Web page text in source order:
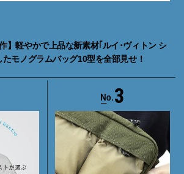
】軽やかで上品な新素材｢ルイ･ヴィトン シ
モノグラムバッグ10型を全部見せ！
3